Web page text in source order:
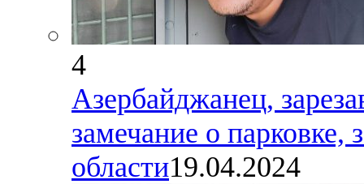
4
Азербайджанец,
замечание о парковке,
области19.04.2024